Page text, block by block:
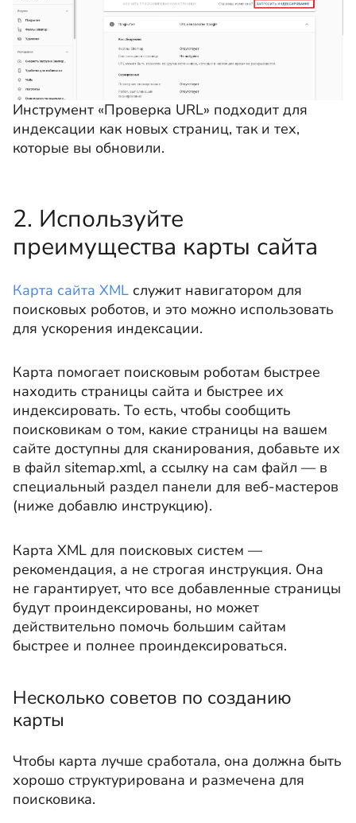
Инструмент «Проверка URL» подходит для
индексации как новых страниц, так и тех,
которые вы обновили.
2. Используйте
преимущества карты сайта
Карта сайта XML служит навигатором для
поисковых роботов, и это можно использовать
для ускорения индексации.
Карта помогает поисковым роботам быстрее
находить страницы сайта и быстрее их
индексировать. То есть, чтобы сообщить
поисковикам о том, какие страницы на вашем
сайте доступны для сканирования, добавьте их
в файл sitemap.xml, а ссылку на сам файл — в
специальный раздел панели для веб-мастеров
(ниже добавлю инструкцию).
Карта XML для поисковых систем —
рекомендация, а не строгая инструкция. Она
не гарантирует, что все добавленные страницы
будут проиндексированы, но может
действительно помочь большим сайтам
быстрее и полнее проиндексироваться.
Несколько советов по созданию
карты
Чтобы карта лучше сработала, она должна быть
хорошо структурирована и размечена для
поисковика.